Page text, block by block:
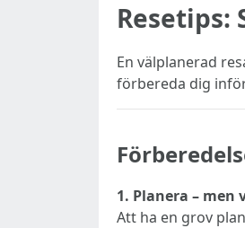
Resetips:
En välplanerad
förbereda dig
1. Planera – men
Att ha en grov